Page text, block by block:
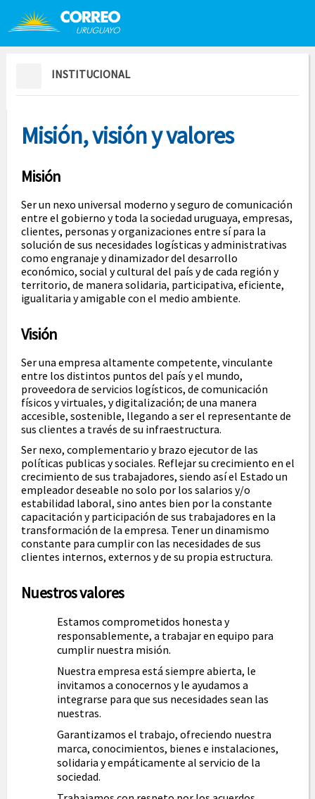
Saltar al contenido
INSTITUCIONAL
Misión, visión y valores
Misión
Ser un nexo universal moderno y seguro de comunicación
entre el gobierno y toda la sociedad uruguaya, empresas,
clientes, personas y organizaciones entre sí para la
solución de sus necesidades logísticas y administrativas
como engranaje y dinamizador del desarrollo
económico, social y cultural del país y de cada región y
territorio, de manera solidaria, participativa, eficiente,
igualitaria y amigable con el medio ambiente.
Visión
Ser una empresa altamente competente, vinculante
entre los distintos puntos del país y el mundo,
proveedora de servicios logísticos, de comunicación
físicos y virtuales, y digitalización; de una manera
accesible, sostenible, llegando a ser el representante de
sus clientes a través de su infraestructura.
Ser nexo, complementario y brazo ejecutor de las
políticas publicas y sociales. Reflejar su crecimiento en el
crecimiento de sus trabajadores, siendo así el Estado un
empleador deseable no solo por los salarios y/o
estabilidad laboral, sino antes bien por la constante
capacitación y participación de sus trabajadores en la
transformación de la empresa. Tener un dinamismo
constante para cumplir con las necesidades de sus
clientes internos, externos y de su propia estructura.
Nuestros valores
Estamos comprometidos honesta y
responsablemente, a trabajar en equipo para
cumplir nuestra misión.
Nuestra empresa está siempre abierta, le
invitamos a conocernos y le ayudamos a
integrarse para que sus necesidades sean las
nuestras.
Garantizamos el trabajo, ofreciendo nuestra
marca, conocimientos, bienes e instalaciones,
solidaria y empáticamente al servicio de la
sociedad.